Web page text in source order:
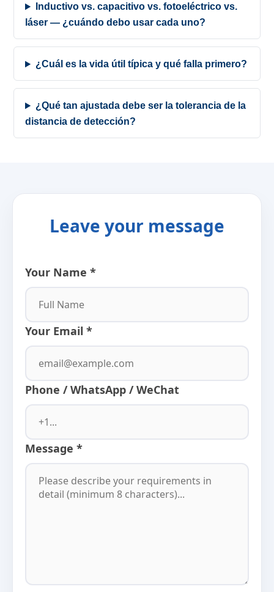
Inductivo vs. capacitivo vs. fotoeléctrico vs.
láser — ¿cuándo debo usar cada uno?
¿Cuál es la vida útil típica y qué falla primero?
¿Qué tan ajustada debe ser la tolerancia de la
distancia de detección?
Leave your message
Your Name *
Your Email *
Phone / WhatsApp / WeChat
Message *